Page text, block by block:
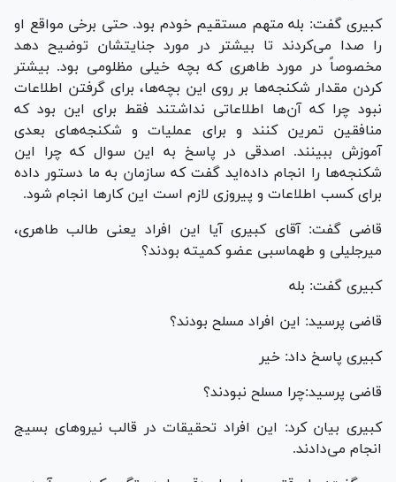
کبیری گفت: بله متهم مستقیم خودم بود. حتی برخی مواقع او
را صدا می‌کردند تا بیشتر در مورد جنایتشان توضیح دهد
مخصوصاً در مورد طاهری که بچه خیلی مظلومی بود. بیشتر
کردن مقدار شکنجه‌ها بر روی این بچه‌ها، برای گرفتن اطلاعات
نبود چرا که آن‌ها اطلاعاتی نداشتند فقط برای این بود که
منافقین تمرین کنند و برای عملیات و شکنجه‌های بعدی
آموزش ببینند. اصدقی در پاسخ به این سوال که چرا این
شکنجه‌ها را انجام داده‌اید گفت که سازمان به ما دستور داده
برای کسب اطلاعات و پیروزی لازم است این کار‌ها انجام شود.
قاضی گفت: آقای کبیری آیا این افراد یعنی طالب طاهری،
میرجلیلی و طهماسبی عضو کمیته بودند؟
کبیری گفت: بله
قاضی پرسید: این افراد مسلح بودند؟
کبیری پاسخ داد: خیر
قاضی پرسید:چرا مسلح نبودند؟
کبیری بیان کرد: این افراد تحقیقات در قالب نیرو‌های بسیج
انجام می‌دادند.